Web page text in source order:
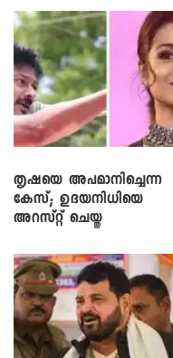
തൃഷയെ അപമാനിച്ചെന്ന
കേസ്; ഉദയനിധിയെ
അറസ്റ്റ് ചെയ്തു